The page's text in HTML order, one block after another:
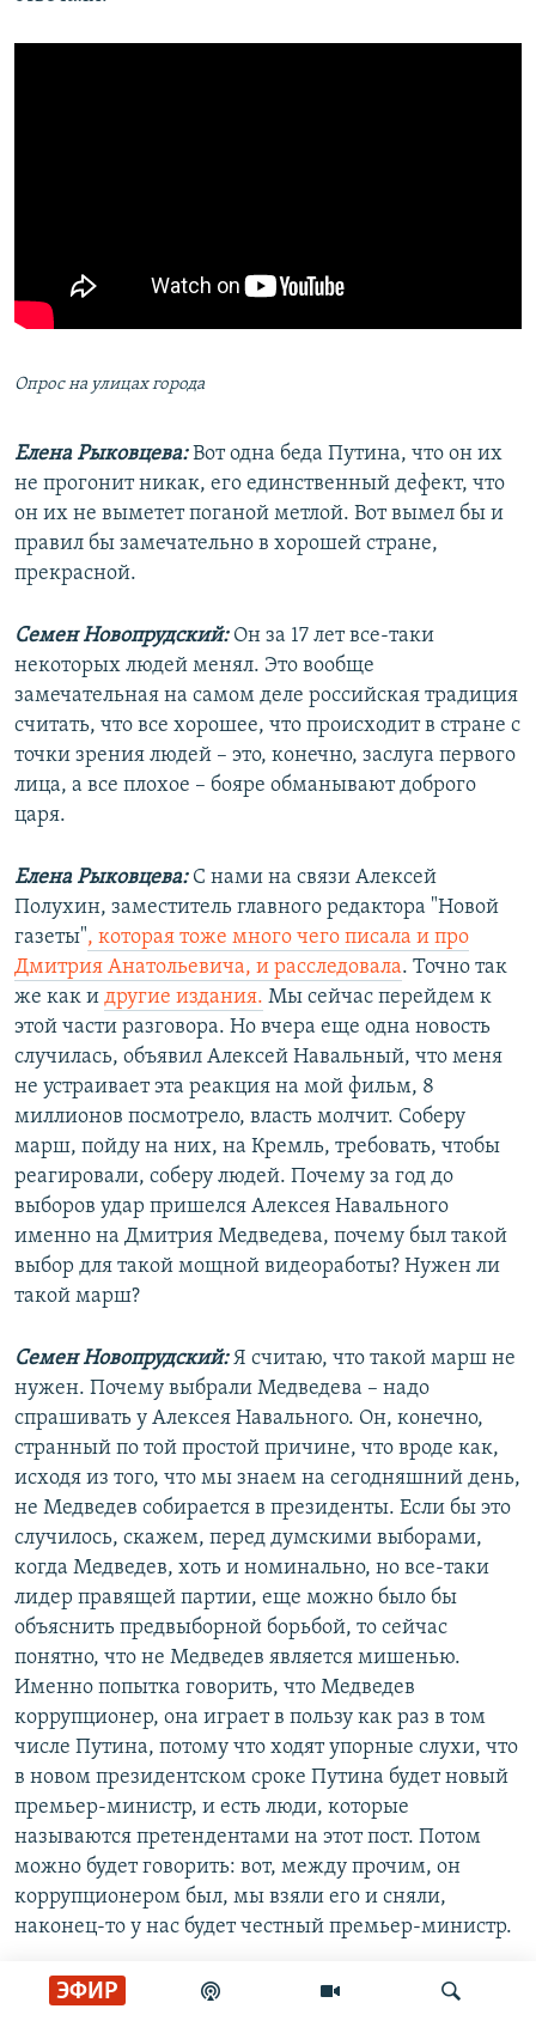
ЭФИР
Опрос на улицах города
Елена Рыковцева:Вот одна беда Путина, что он их
не прогонит никак, его единственный дефект, что
он их не выметет поганой метлой. Вот вымел бы и
правил бы замечательно в хорошей стране,
прекрасной.
Семен Новопрудский: Он за 17 лет все-таки
некоторых людей менял. Это вообще
замечательная на самом деле российская традиция
считать, что все хорошее, что происходит в стране с
точки зрения людей – это, конечно, заслуга первого
лица, а все плохое – бояре обманывают доброго
царя.
Елена Рыковцева: С нами на связи Алексей
Полухин, заместитель главного редактора "Новой
газеты", которая тоже много чего писала и про
Дмитрия Анатольевича, и расследовала. Точно так
же как и другие издания. Мы сейчас перейдем к
этой части разговора. Но вчера еще одна новость
случилась, объявил Алексей Навальный, что меня
не устраивает эта реакция на мой фильм, 8
миллионов посмотрело, власть молчит. Соберу
марш, пойду на них, на Кремль, требовать, чтобы
реагировали, соберу людей. Почему за год до
выборов удар пришелся Алексея Навального
именно на Дмитрия Медведева, почему был такой
выбор для такой мощной видеоработы? Нужен ли
такой марш?
Семен Новопрудский:Я считаю, что такой марш не
нужен. Почему выбрали Медведева – надо
спрашивать у Алексея Навального. Он, конечно,
странный по той простой причине, что вроде как,
исходя из того, что мы знаем на сегодняшний день,
не Медведев собирается в президенты. Если бы это
случилось, скажем, перед думскими выборами,
когда Медведев, хоть и номинально, но все-таки
лидер правящей партии, еще можно было бы
объяснить предвыборной борьбой, то сейчас
понятно, что не Медведев является мишенью.
Именно попытка говорить, что Медведев
коррупционер, она играет в пользу как раз в том
числе Путина, потому что ходят упорные слухи, что
в новом президентском сроке Путина будет новый
премьер-министр, и есть люди, которые
называются претендентами на этот пост. Потом
можно будет говорить: вот, между прочим, он
коррупционером был, мы взяли его и сняли,
наконец-то у нас будет честный премьер-министр.
Елена Рыковцева:
Чтобы народ не слишком